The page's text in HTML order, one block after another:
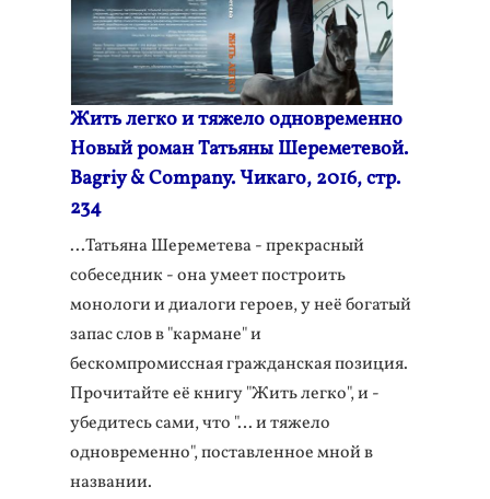
Жить легко и тяжело одновременно
Новый роман Татьяны Шереметевой.
Bagriy & Company. Чикаго, 2016, стр.
234
...Татьяна Шереметева - прекрасный
собеседник - она умеет построить
монологи и диалоги героев, у неё богатый
запас слов в "кармане" и
бескомпромиссная гражданская позиция.
Прочитайте её книгу "Жить легко", и -
убедитесь сами, что "… и тяжело
одновременно", поставленное мной в
названии.